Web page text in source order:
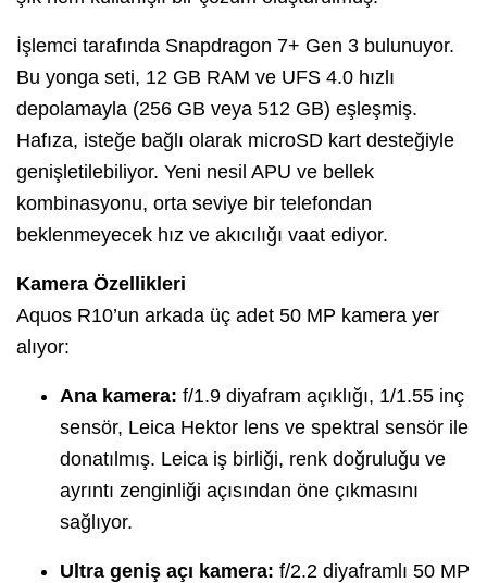
İşlemci tarafında Snapdragon 7+ Gen 3 bulunuyor.
Bu yonga seti, 12 GB RAM ve UFS 4.0 hızlı
depolamayla (256 GB veya 512 GB) eşleşmiş.
Hafıza, isteğe bağlı olarak microSD kart desteğiyle
genişletilebiliyor. Yeni nesil APU ve bellek
kombinasyonu, orta seviye bir telefondan
beklenmeyecek hız ve akıcılığı vaat ediyor.
Kamera Özellikleri
Aquos R10’un arkada üç adet 50 MP kamera yer
alıyor:
Ana kamera: f/1.9 diyafram açıklığı, 1/1.55 inç
sensör, Leica Hektor lens ve spektral sensör ile
donatılmış. Leica iş birliği, renk doğruluğu ve
ayrıntı zenginliği açısından öne çıkmasını
sağlıyor.
Ultra geniş açı kamera: f/2.2 diyaframlı 50 MP